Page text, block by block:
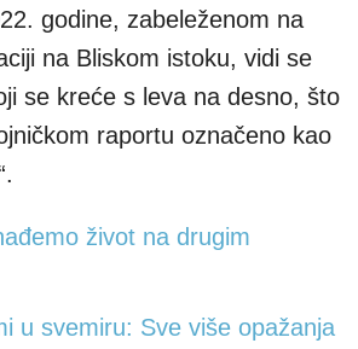
godine, zabeleženom na
na Bliskom istoku, vidi se
se kreće s leva na desno, što
raportu označeno kao
život na drugim
u svemiru: Sve više opažanja